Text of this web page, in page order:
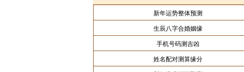
新年运势整体预测
生辰八字合婚姻缘
手机号码测吉凶
姓名配对测算缘分